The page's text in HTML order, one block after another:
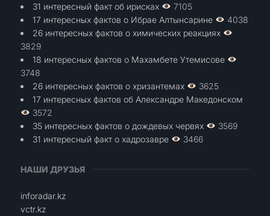
31 интересный факт об ирисках
7105
17 интересных фактов о Ибрае Алтынсарине
4038
26 интересных фактов о химических реакциях
3829
18 интересных фактов о Махамбете Утемисове
3748
26 интересных фактов о хризантемах
3625
17 интересных фактов об Александре Македонском
3572
35 интересных фактов о дождевых червях
3569
31 интересный факт о хадрозавре
3466
НАШИ ДРУЗЬЯ
inforadar.kz
vctr.kz